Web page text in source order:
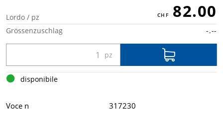
Lordo / pz 82.00
Grössenzuschlag -.--
disponibile
Voce n 317230